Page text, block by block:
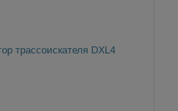
трассоискателя DXL4